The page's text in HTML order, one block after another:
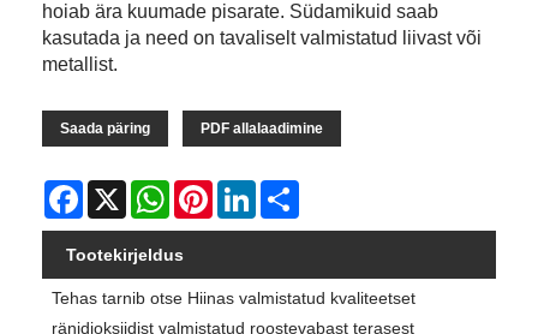
hoiab ära kuumade pisarate. Südamikuid saab
kasutada ja need on tavaliselt valmistatud liivast või
metallist.
Saada päring PDF allalaadimine
Facebook
X WhatsAppPinterestLinkedIn
Tootekirjeldus
Tehas tarnib otse Hiinas valmistatud kvaliteetset
ränidioksiidist valmistatud roostevabast terasest